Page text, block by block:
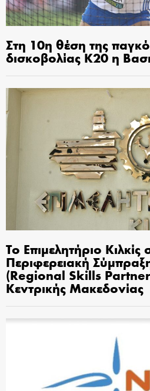
Στη 10η θέση της
δισκοβολίας Κ20 η
Το Επιμελητήριο
Περιφερειακή
(Regional Skills
Κεντρικής Μακεδονίας